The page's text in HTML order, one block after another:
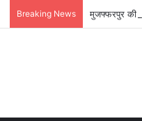
Breaking News मुजफ्फरपुर की